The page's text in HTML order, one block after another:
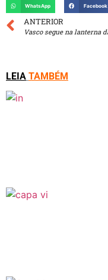
WhatsApp Facebook
ANTERIOR
LEIA TAMBÉM